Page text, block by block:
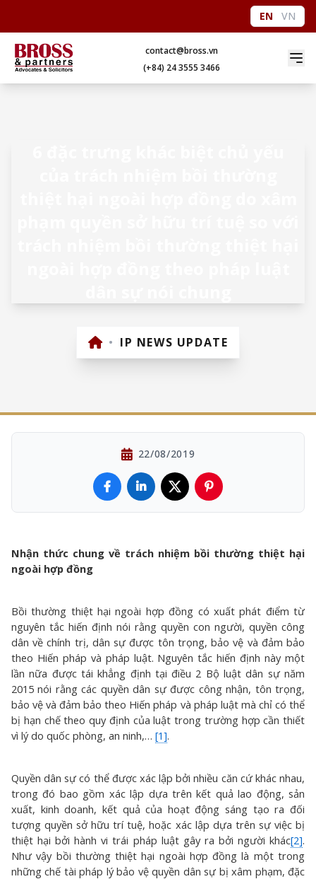
EN VN
contact@bross.vn
(+84) 24 3555 3466
• IP NEWS UPDATE
22/08/2019
Nhận thức chung về trách nhiệm bồi thường thiệt hại
ngoài hợp đồng
Bồi thường thiệt hại ngoài hợp đồng có xuất phát điểm từ
nguyên tắc hiến định nói rằng quyền con người, quyền công
dân về chính trị, dân sự được tôn trọng, bảo vệ và đảm bảo
theo Hiến pháp và pháp luật. Nguyên tắc hiến định này một
lần nữa được tái khẳng định tại điều 2 Bộ luật dân sự năm
2015 nói rằng các quyền dân sự được công nhận, tôn trọng,
bảo vệ và đảm bảo theo Hiến pháp và pháp luật mà chỉ có thể
bị hạn chế theo quy định của luật trong trường hợp cần thiết
vì lý do quốc phòng, an ninh,… [1].
Quyền dân sự có thể được xác lập bởi nhiều căn cứ khác nhau,
trong đó bao gồm xác lập dựa trên kết quả lao động, sản
xuất, kinh doanh, kết quả của hoạt động sáng tạo ra đối
tượng quyền sở hữu trí tuệ, hoặc xác lập dựa trên sự việc bị
thiệt hại bởi hành vi trái pháp luật gây ra bởi người khác[2].
Như vậy bồi thường thiệt hại ngoài hợp đồng là một trong
những chế tài pháp lý bảo vệ quyền dân sự bị xâm phạm, đặc